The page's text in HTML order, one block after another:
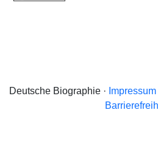
Deutsche Biographie · Impressum